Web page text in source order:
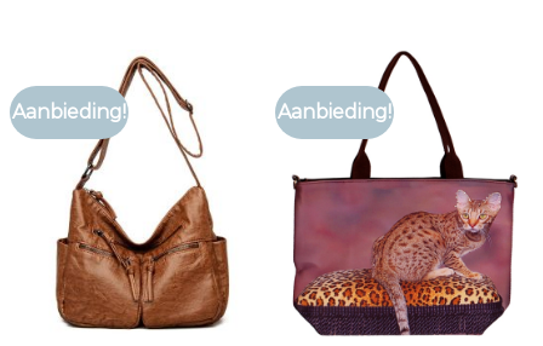
Aanbieding! Aanbieding!